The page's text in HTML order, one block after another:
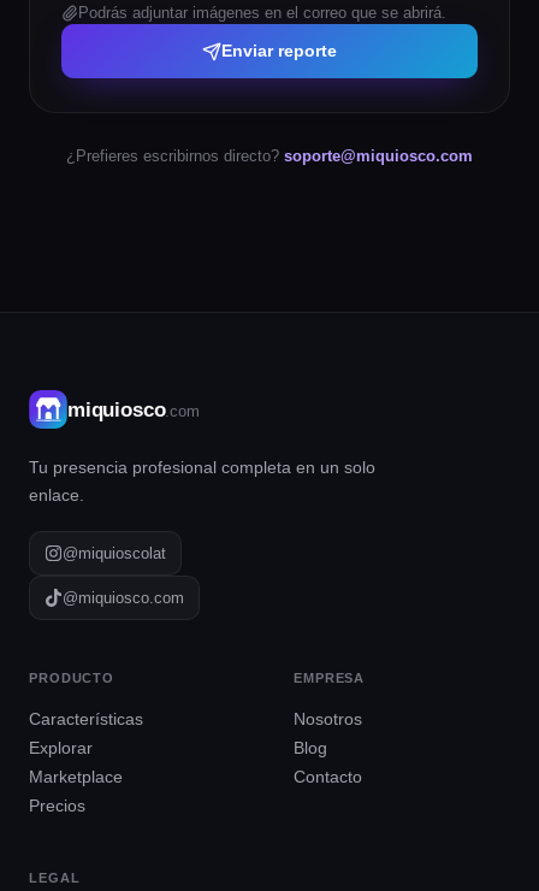
Podrás adjuntar imágenes en el correo que se abrirá.
Enviar reporte
¿Prefieres escribirnos directo? soporte@miquiosco.com
miquiosco.com
Tu presencia profesional completa en un solo
enlace.
@miquioscolat
@miquiosco.com
PRODUCTO
Características
Explorar
Marketplace
Precios
EMPRESA
Nosotros
Blog
Contacto
LEGAL